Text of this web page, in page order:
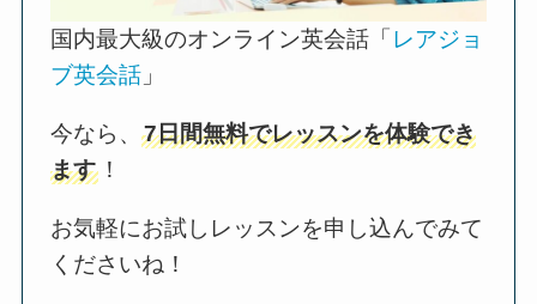
国内最大級のオンライン英会話「 レアジョ
ブ英会話 」
今なら、7日間無料でレッスンを体験でき
ます ！
お気軽にお試しレッスンを申し込んでみて
くださいね！